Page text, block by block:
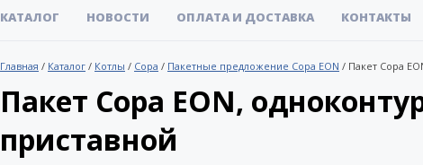
КАТАЛОГ НОВОСТИ ОПЛАТА И ДОСТАВКА КОНТАКТЫ
Главная / Каталог / Котлы / Copa / Пакетные предложение Copa EON / Пакет Copa
Пакет Copa EON,
приставной